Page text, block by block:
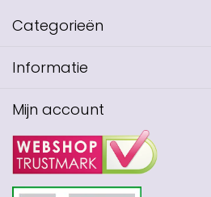
Categorieën
Informatie
Mijn account